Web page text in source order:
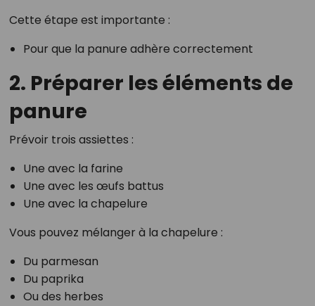
Cette étape est importante :
Pour que la panure adhère correctement
2. Préparer les éléments de
panure
Prévoir trois assiettes :
Une avec la farine
Une avec les œufs battus
Une avec la chapelure
Vous pouvez mélanger à la chapelure :
Du parmesan
Du paprika
Ou des herbes